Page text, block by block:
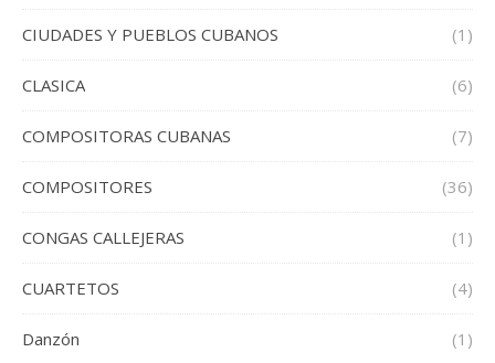
CIUDADES Y PUEBLOS CUBANOS (1)
CLASICA (6)
COMPOSITORAS CUBANAS (7)
COMPOSITORES (36)
CONGAS CALLEJERAS (1)
CUARTETOS (4)
Danzón (1)